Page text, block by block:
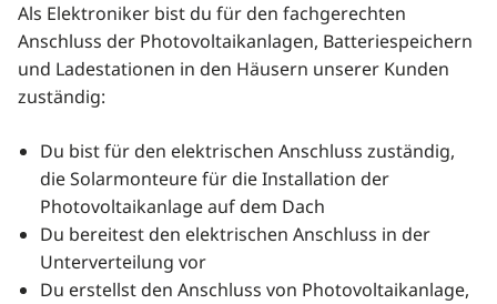
Als Elektroniker bist du für den fachgerechten
Anschluss der Photovoltaikanlagen, Batteriespeichern
und Ladestationen in den Häusern unserer Kunden
zuständig:
Du bist für den elektrischen Anschluss zuständig,
die Solarmonteure für die Installation der
Photovoltaikanlage auf dem Dach
Du bereitest den elektrischen Anschluss in der
Unterverteilung vor
Du erstellst den Anschluss von Photovoltaikanlage,